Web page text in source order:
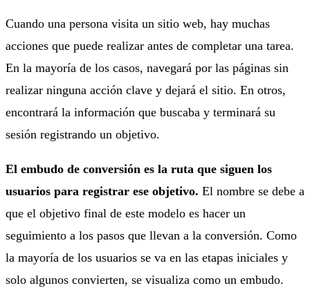
Cuando una persona visita un sitio web, hay muchas
acciones que puede realizar antes de completar una tarea.
En la mayoría de los casos, navegará por las páginas sin
realizar ninguna acción clave y dejará el sitio. En otros,
encontrará la información que buscaba y terminará su
sesión registrando un objetivo.
El embudo de conversión es la ruta que siguen los
usuarios para registrar ese objetivo. El nombre se debe a
que el objetivo final de este modelo es hacer un
seguimiento a los pasos que llevan a la conversión. Como
la mayoría de los usuarios se va en las etapas iniciales y
solo algunos convierten, se visualiza como un embudo.